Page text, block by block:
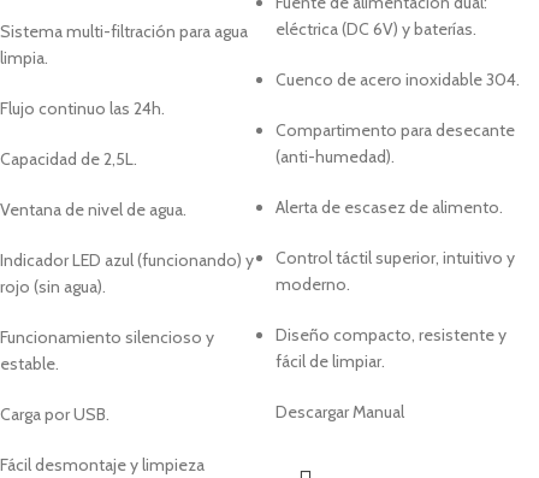
Sistema multi-filtración para agua
limpia.
Flujo continuo las 24h.
Capacidad de 2,5L.
Ventana de nivel de agua.
Indicador LED azul (funcionando) y
rojo (sin agua).
Funcionamiento silencioso y
estable.
Carga por USB.
Fácil desmontaje y limpieza
eléctrica (DC 6V) y baterías.
Cuenco de acero inoxidable 304.
Compartimento para desecante
(anti-humedad).
Alerta de escasez de alimento.
Control táctil superior, intuitivo y
moderno.
Diseño compacto, resistente y
fácil de limpiar.
Descargar Manual